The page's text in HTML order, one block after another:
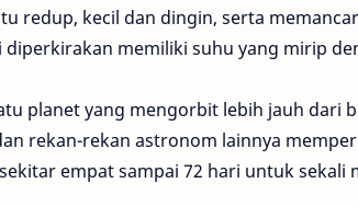
redup, kecil dan dingin, serta
memiliki suhu yang mirip
planet yang mengorbit lebih jauh dari
rekan-rekan astronom lainnya
empat sampai 72 hari untuk sekali